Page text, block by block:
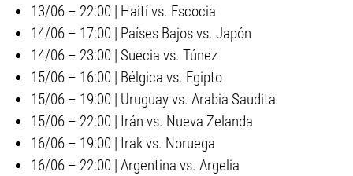
13/06 – 22:00 | Haití vs. Escocia
14/06 – 17:00 | Países Bajos vs. Japón
14/06 – 23:00 | Suecia vs. Túnez
15/06 – 16:00 | Bélgica vs. Egipto
15/06 – 19:00 | Uruguay vs. Arabia Saudita
15/06 – 22:00 | Irán vs. Nueva Zelanda
16/06 – 19:00 | Irak vs. Noruega
16/06 – 22:00 | Argentina vs. Argelia